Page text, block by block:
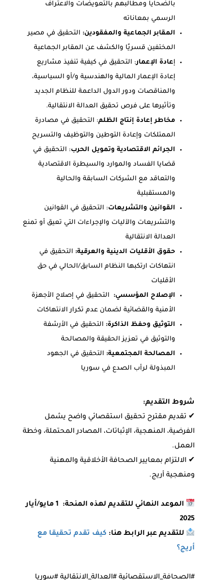
بالضحايا ومطالبهم بالتعويضات والاعتراف
الرسمي بمعاناته
المقابر الجماعية والمفقودين: التحقيق في مصير
المختفين قسريًا والكشف عن المقابر الجماعية
إعادة الإعمار: التحقيق في كيفية تنفيذ مشاريع
إعادة الإعمار المالية والهندسية و/أو السياسية،
والمناقصات ودور الدول الداعمة للنظام الجديد
وتأثيرها على فرص تحقيق العدالة الانتقالية.
مخاطر إعادة إنتاج الظلم: التحقيق في مصادرة
الممتلكات وإعادة التوطين والتوظيف والتسريح
الجرائم الاقتصادية وتمويل الحرب: التحقيق في
قضايا الفساد والموارد والسيطرة الاقتصادية
والتعاقد مع الشركات السابقة والحالية
والمستقبلية
القوانين والتشريعات: التحقيق في القوانين
والتشريعات والآليات والإجراءات التي تعيق أو تمنع
العدالة الانتقالية
حقوق الأقليات الدينية والعرقية: التحقيق في
انتهاكات ارتكبها النظام السابق/الحالي في حق
الأقليات
الإصلاح المؤسسي:
التحقيق في إصلاح الأجهزة
الأمنية والقضائية لضمان عدم تكرار الانتهاكات
التوثيق وحفظ الذاكرة: التحقيق في الأرشفة
والتوثيق في تعزيز الحقيقة والمصالحة
المصالحة المجتمعية: التحقيق في الجهود
المبذولة لرأب الصدع في سوريا
شروط التقديم:
✔ تقديم مقترح تحقيق استقصائي واضح يشمل
الفرضية، المنهجية، الإثباتات، المصادر المحتملة، وخطة
العمل.
✔ الالتزام بمعايير الصحافة الأخلاقية والمهنية
ومنهجية أريج.
الموعد النهائي للتقديم لهذه المنحة: 1 مايو/أيار
2025
للتقديم عبر الرابط هنا: كيف تقدم تحقيقا مع
أريج؟
#الصحافة_الاستقصائية #العدالة_الانتقالية #سوريا